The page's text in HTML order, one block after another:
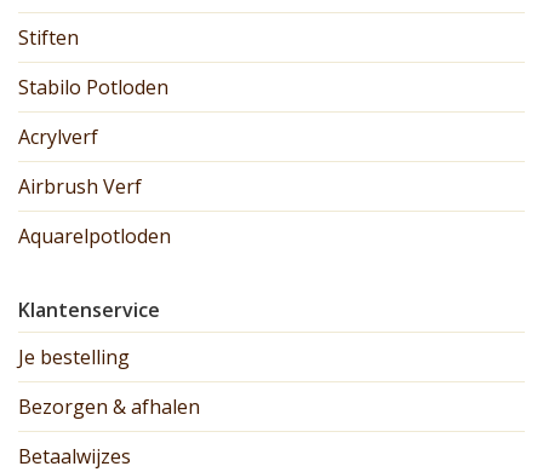
Stiften
Stabilo Potloden
Acrylverf
Airbrush Verf
Aquarelpotloden
Klantenservice
Je bestelling
Bezorgen & afhalen
Betaalwijzes